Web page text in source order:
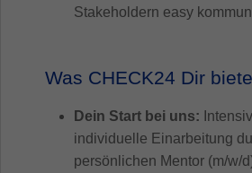
Stakeholdern easy
Was CHECK24 Dir
Dein Start bei uns:
individuelle Einarbeitung
persönlichen Mentor (m/w/